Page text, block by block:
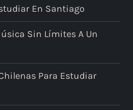
En Santiago
Sin Límites A Un
Para Estudiar